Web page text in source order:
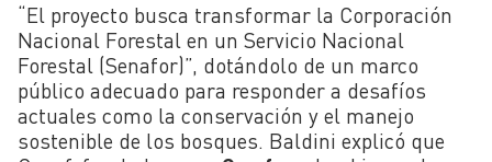
“El proyecto busca transformar la Corporación
Nacional Forestal en un Servicio Nacional
Forestal (Senafor)”, dotándolo de un marco
público adecuado para responder a desafíos
actuales como la conservación y el manejo
sostenible de los bosques. Baldini explicó que